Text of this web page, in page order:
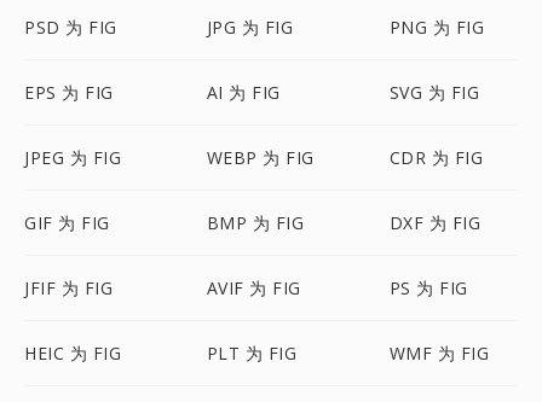
PSD 为 FIG JPG 为 FIG PNG 为 FIG
EPS 为 FIG AI 为 FIG SVG 为 FIG
JPEG 为 FIG WEBP 为 FIG CDR 为 FIG
GIF 为 FIG BMP 为 FIG DXF 为 FIG
JFIF 为 FIG AVIF 为 FIG PS 为 FIG
HEIC 为 FIG PLT 为 FIG WMF 为 FIG